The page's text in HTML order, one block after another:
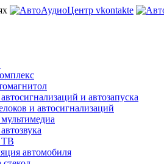
и автозапуска
и автосигнализаций
ТВ
автомобиля